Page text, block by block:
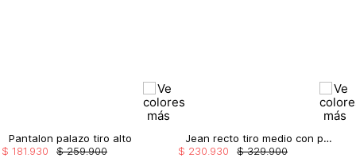
Pantalon palazo tiro alto
$ 259.900
$ 181 930
Jean recto tiro medio con pañoleta
$ 329.900
$ 230 930